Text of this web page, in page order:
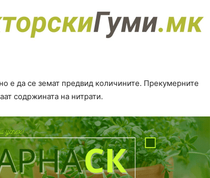
е да се земат предвид количините. Прекумерните
содржината на нитрати.